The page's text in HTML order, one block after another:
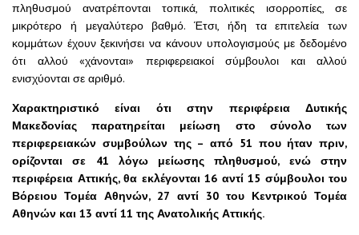
πληθυσμού ανατρέπονται τοπικά, πολιτικές ισορροπίες, σε
μικρότερο ή μεγαλύτερο βαθμό. Έτσι, ήδη τα επιτελεία των
κομμάτων έχουν ξεκινήσει να κάνουν υπολογισμούς με δεδομένο
ότι αλλού «χάνονται» περιφερειακοί σύμβουλοι και αλλού
ενισχύονται σε αριθμό.
Χαρακτηριστικό είναι ότι στην περιφέρεια Δυτικής
Μακεδονίας παρατηρείται μείωση στο σύνολο των
περιφερειακών συμβούλων της – από 51 που ήταν πριν,
ορίζονται σε 41 λόγω μείωσης πληθυσμού, ενώ στην
περιφέρεια Αττικής, θα εκλέγονται 16 αντί 15 σύμβουλοι του
Βόρειου Τομέα Αθηνών, 27 αντί 30 του Κεντρικού Τομέα
Αθηνών και 13 αντί 11 της Ανατολικής Αττικής.